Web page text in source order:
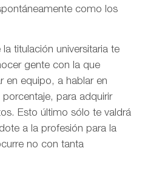
como los
titulación universitaria te
gente con la que
en equipo, a hablar en
para adquirir
Esto último sólo te valdrá
a la profesión para la
no con tanta